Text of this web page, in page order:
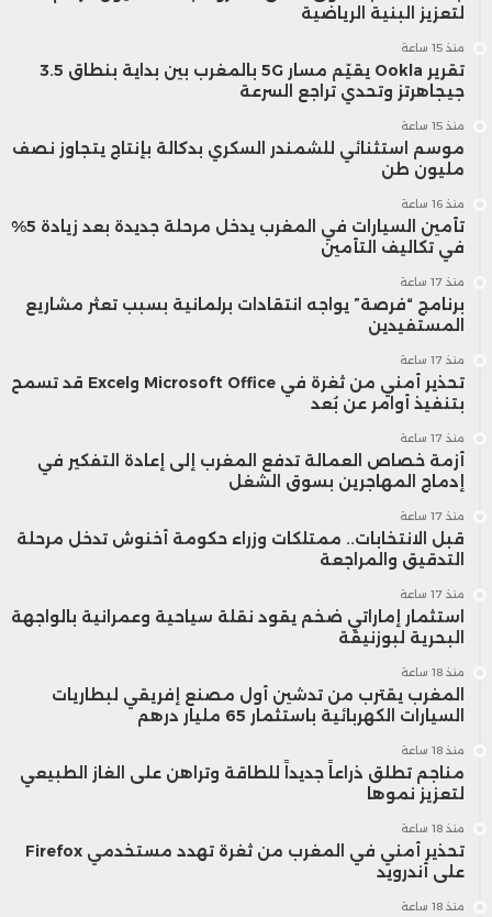
لتعزيز البنية الرياضية
منذ 15 ساعة
تقرير Ookla يقيّم مسار 5G بالمغرب بين بداية بنطاق 3.5
جيجاهرتز وتحدي تراجع السرعة
منذ 15 ساعة
موسم استثنائي للشمندر السكري بدكالة بإنتاج يتجاوز نصف
مليون طن
منذ 16 ساعة
تأمين السيارات في المغرب يدخل مرحلة جديدة بعد زيادة 5%
في تكاليف التأمين
منذ 17 ساعة
برنامج “فرصة” يواجه انتقادات برلمانية بسبب تعثر مشاريع
المستفيدين
منذ 17 ساعة
تحذير أمني من ثغرة في Microsoft Office وExcel قد تسمح
بتنفيذ أوامر عن بُعد
منذ 17 ساعة
أزمة خصاص العمالة تدفع المغرب إلى إعادة التفكير في
إدماج المهاجرين بسوق الشغل
منذ 17 ساعة
قبل الانتخابات.. ممتلكات وزراء حكومة أخنوش تدخل مرحلة
التدقيق والمراجعة
منذ 17 ساعة
استثمار إماراتي ضخم يقود نقلة سياحية وعمرانية بالواجهة
البحرية لبوزنيقة
منذ 18 ساعة
المغرب يقترب من تدشين أول مصنع إفريقي لبطاريات
السيارات الكهربائية باستثمار 65 مليار درهم
منذ 18 ساعة
مناجم تطلق ذراعاً جديداً للطاقة وتراهن على الغاز الطبيعي
لتعزيز نموها
منذ 18 ساعة
تحذير أمني في المغرب من ثغرة تهدد مستخدمي Firefox
على أندرويد
منذ 18 ساعة